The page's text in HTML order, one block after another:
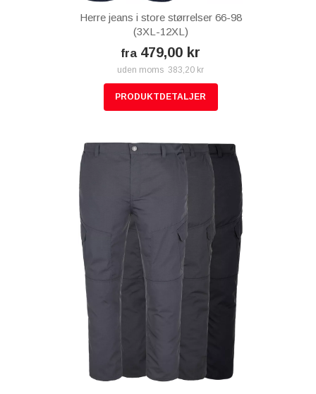
Herre jeans i store størrelser 66-98
(3XL-12XL)
fra 479,00 kr
uden moms 383,20 kr
PRODUKTDETALJER